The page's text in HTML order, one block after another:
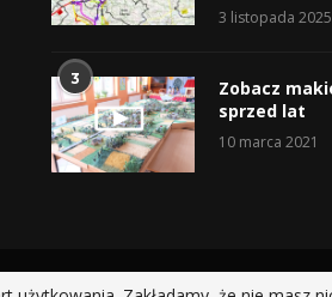
3 listopada 2025
3
Zobacz
sprzed lat
10 marca 2021
@2019 - All Right